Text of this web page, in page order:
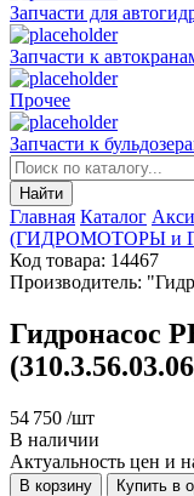
Запчасти для
Запчасти к
Прочее
Запчасти к
Найти
Главная Каталог
(ГИДРОМОТОРЫ и
Код товара: 14467
Производитель:
Гидронасос
54 750 /шт
В наличии
Актуальность цен и
В корзину Купить в